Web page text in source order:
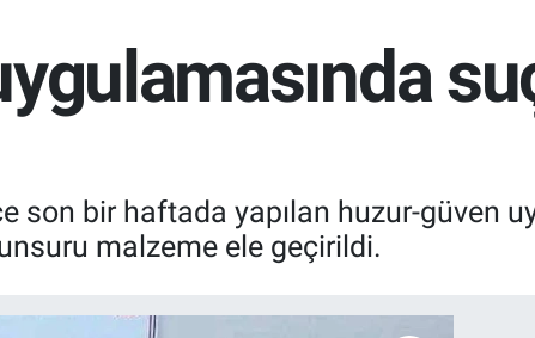
son bir haftada yapılan huzur-güven
malzeme ele geçirildi.